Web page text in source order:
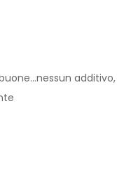
additivo,